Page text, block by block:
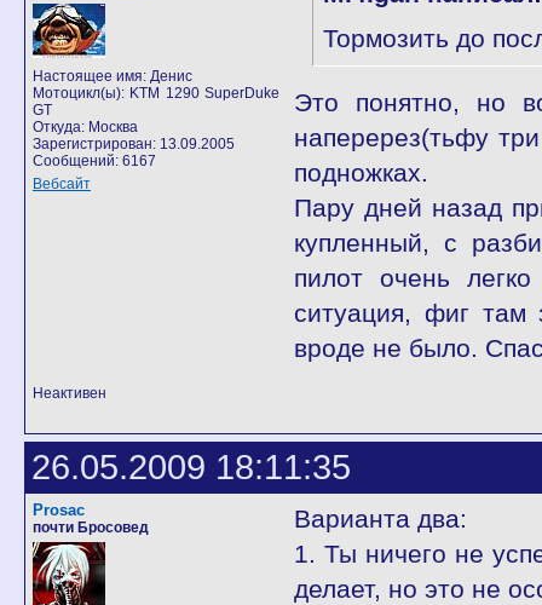
Настоящее имя: Денис
Мотоцикл(ы): KTM 1290 SuperDuke
GT
Откуда: Москва
Зарегистрирован: 13.09.2005
Сообщений: 6167
Вебсайт
Тормозить до
Это понятно, но
наперерез(тьфу
подножках.
Пару дней назад
купленный, с
пилот очень
ситуация, фиг там
вроде не было.
Неактивен
26.05.2009 18:11:35
Prosac
почти Бросовед
Варианта два:
1. Ты ничего не
делает, но это не